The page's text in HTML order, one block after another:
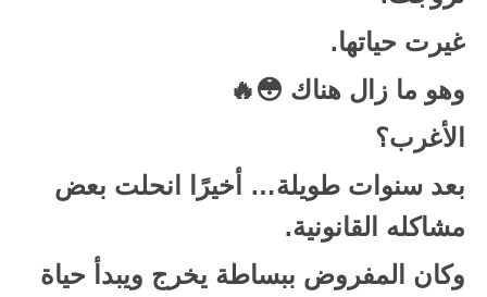
غيرت حياتها.
وهو ما زال هناك 😳🔥
الأغرب؟
بعد سنوات طويلة… أخيرًا انحلت بعض
مشاكله القانونية.
وكان المفروض ببساطة يخرج ويبدأ حياة